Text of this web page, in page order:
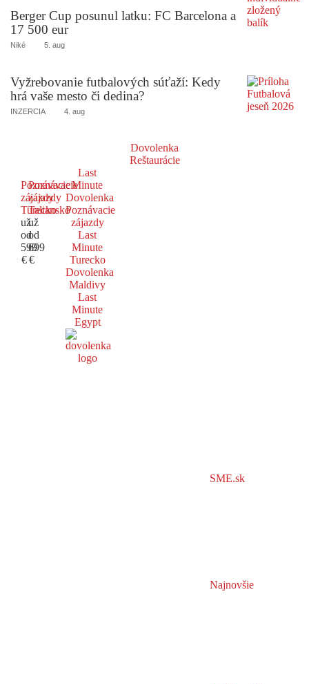
Berger Cup posunul latku: FC Barcelona a
17 500 eur
Niké 5. aug
Vyžrebovanie futbalových súťaží: Kedy
hrá vaše mesto či dedina?
INZERCIA 4. aug
Dovolenka
Reštaurácie
Poznávacie
zájazdy
Turecko
už
od
599
€
Poznávacie
zájazdy
Taliansko
už
od
699
€
Last
Minute
Dovolenka
Poznávacie
zájazdy
Last
Minute
Turecko
Dovolenka
Maldivy
Last
Minute
Egypt
SME.sk
Najnovšie